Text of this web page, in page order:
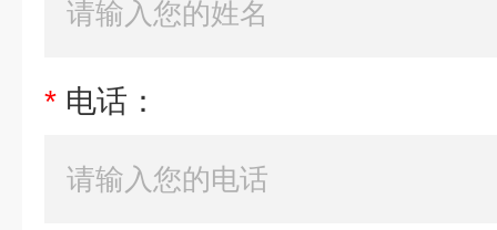
* 电话：